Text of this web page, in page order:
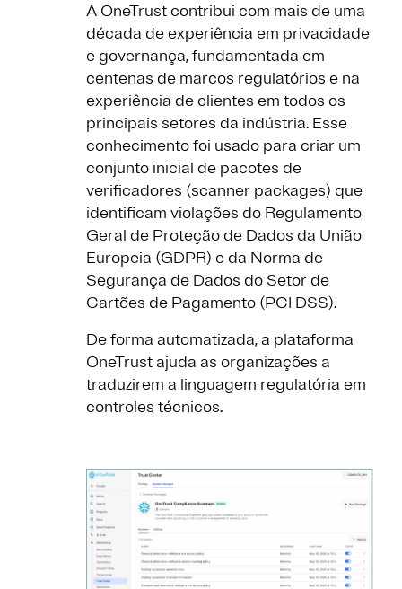
A OneTrust contribui com mais de uma
década de experiência em privacidade
e governança, fundamentada em
centenas de marcos regulatórios e na
experiência de clientes em todos os
principais setores da indústria. Esse
conhecimento foi usado para criar um
conjunto inicial de pacotes de
verificadores (scanner packages) que
identificam violações do Regulamento
Geral de Proteção de Dados da União
Europeia (GDPR) e da Norma de
Segurança de Dados do Setor de
Cartões de Pagamento (PCI DSS).
De forma automatizada, a plataforma
OneTrust ajuda as organizações a
traduzirem a linguagem regulatória em
controles técnicos.